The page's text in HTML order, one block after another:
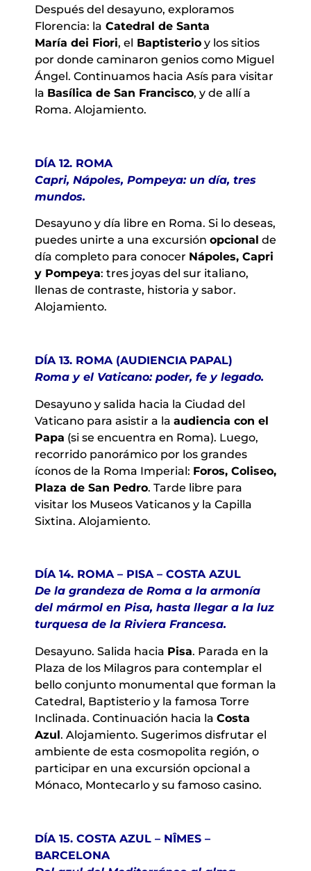
Después del desayuno, exploramos
Florencia: la Catedral de Santa
María dei Fiori, el Baptisterio y los sitios
por donde caminaron genios como Miguel
Ángel. Continuamos hacia Asís para visitar
la Basílica de San Francisco, y de allí a
Roma. Alojamiento.
DÍA 12. ROMA
Capri, Nápoles, Pompeya: un día, tres
mundos.
Desayuno y día libre en Roma. Si lo deseas,
puedes unirte a una excursión opcional de
día completo para conocer Nápoles, Capri
y Pompeya: tres joyas del sur italiano,
llenas de contraste, historia y sabor.
Alojamiento.
DÍA 13. ROMA (AUDIENCIA PAPAL)
Roma y el Vaticano: poder, fe y legado.
Desayuno y salida hacia la Ciudad del
Vaticano para asistir a la audiencia con el
Papa (si se encuentra en Roma). Luego,
recorrido panorámico por los grandes
íconos de la Roma Imperial: Foros, Coliseo,
Plaza de San Pedro. Tarde libre para
visitar los Museos Vaticanos y la Capilla
Sixtina. Alojamiento.
DÍA 14. ROMA – PISA – COSTA AZUL
De la grandeza de Roma a la armonía
del mármol en Pisa, hasta llegar a la luz
turquesa de la Riviera Francesa.
Desayuno. Salida hacia Pisa. Parada en la
Plaza de los Milagros para contemplar el
bello conjunto monumental que forman la
Catedral, Baptisterio y la famosa Torre
Inclinada. Continuación hacia la Costa
Azul. Alojamiento. Sugerimos disfrutar el
ambiente de esta cosmopolita región, o
participar en una excursión opcional a
Mónaco, Montecarlo y su famoso casino.
DÍA 15. COSTA AZUL – NÎMES –
BARCELONA